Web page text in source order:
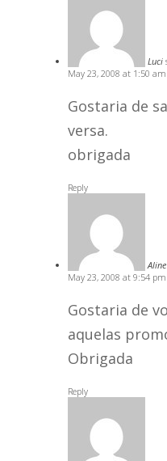
Luci
May 23, 2008 at 1:50 am
Gostaria de
versa.
obrigada
Reply
Aline
May 23, 2008 at 9:54 pm
Gostaria de
aquelas
Obrigada
Reply